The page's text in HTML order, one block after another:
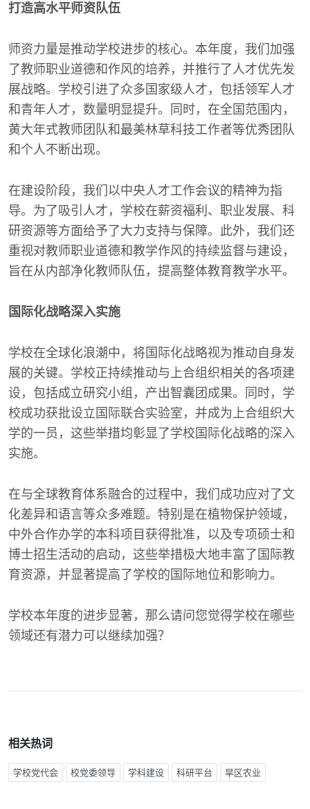
打造高水平师资队伍
师资力量是推动学校进步的核心。本年度，我们加强
了教师职业道德和作风的培养，并推行了人才优先发
展战略。学校引进了众多国家级人才，包括领军人才
和青年人才，数量明显提升。同时，在全国范围内，
黄大年式教师团队和最美林草科技工作者等优秀团队
和个人不断出现。
在建设阶段，我们以中央人才工作会议的精神为指
导。为了吸引人才，学校在薪资福利、职业发展、科
研资源等方面给予了大力支持与保障。此外，我们还
重视对教师职业道德和教学作风的持续监督与建设，
旨在从内部净化教师队伍，提高整体教育教学水平。
国际化战略深入实施
学校在全球化浪潮中，将国际化战略视为推动自身发
展的关键。学校正持续推动与上合组织相关的各项建
设，包括成立研究小组，产出智囊团成果。同时，学
校成功获批设立国际联合实验室，并成为上合组织大
学的一员，这些举措均彰显了学校国际化战略的深入
实施。
在与全球教育体系融合的过程中，我们成功应对了文
化差异和语言等众多难题。特别是在植物保护领域，
中外合作办学的本科项目获得批准，以及专项硕士和
博士招生活动的启动，这些举措极大地丰富了国际教
育资源，并显著提高了学校的国际地位和影响力。
学校本年度的进步显著，那么请问您觉得学校在哪些
领域还有潜力可以继续加强？
相关热词
学校党代会 校党委领导 学科建设 科研平台 旱区农业